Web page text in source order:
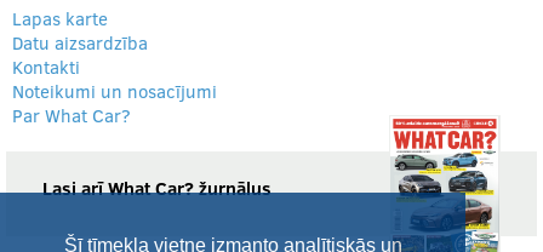
Šī tīmekļa vietne izmanto analītiskās un
Lapas karte
Datu aizsardzība
Kontakti
Noteikumi un nosacījumi
Par What Car?
Lasi arī What Car? žurnālus